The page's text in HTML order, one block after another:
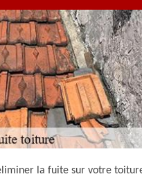
la fuite sur votre